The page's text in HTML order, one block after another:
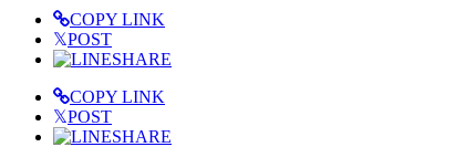
COPY LINK
𝕏POST
SHARE
COPY LINK
𝕏POST
SHARE